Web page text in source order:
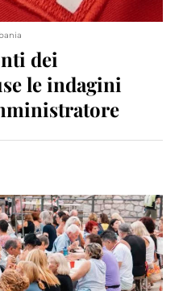
dei
le indagini